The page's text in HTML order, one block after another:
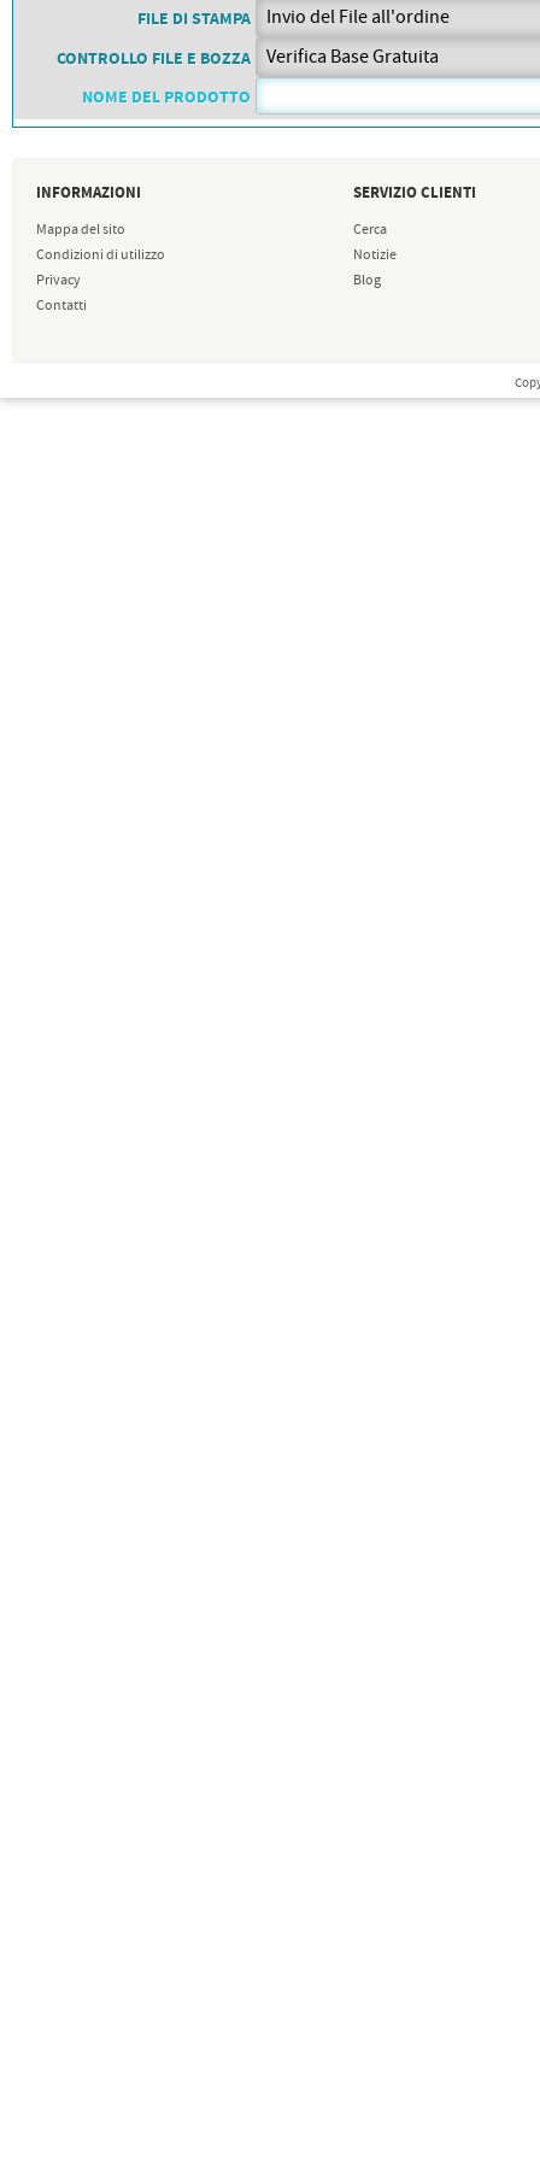
DORSALI TARGHE
GARA
NUMERI DA GARA MTB
FILE DI STAMPA
CONTROLLO FILE E BOZZA
NOME DEL PRODOTTO
INFORMAZIONI
Mappa del sito
Condizioni di utilizzo
Privacy
Contatti
SERVIZIO CLIENTI
Cerca
Notizie
Blog